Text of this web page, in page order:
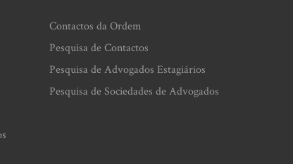
Contactos da Ordem
Pesquisa de Contactos
Pesquisa de Advogados Estagiários
Pesquisa de Sociedades de Advogados